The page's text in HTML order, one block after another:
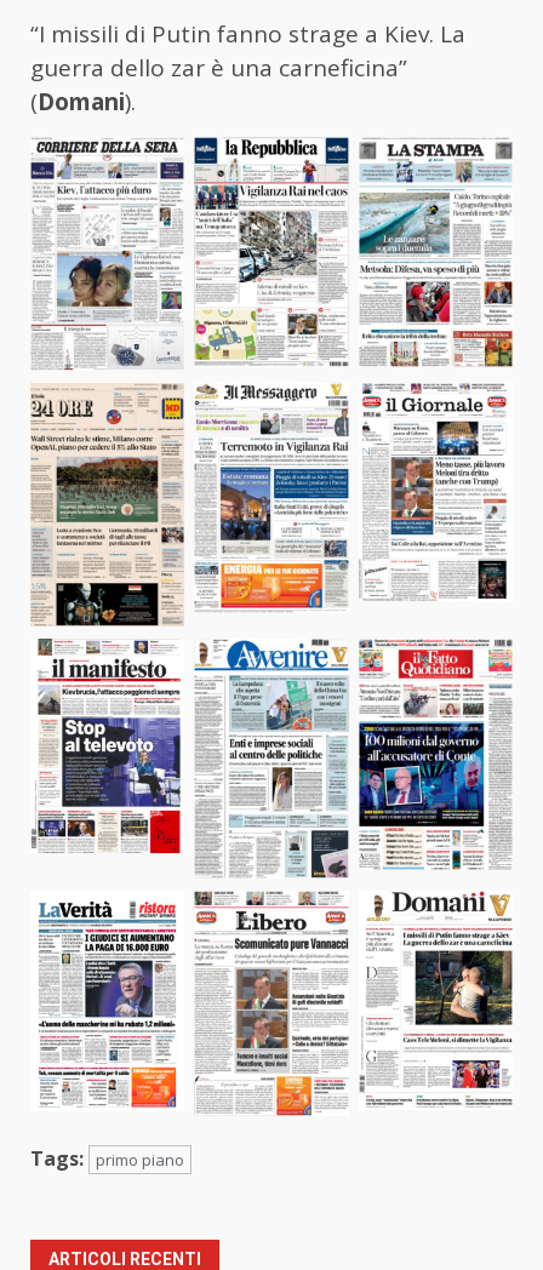
“I missili di Putin fanno strage a Kiev. La
guerra dello zar è una carneficina”
(Domani).
Tags: primo piano
ARTICOLI RECENTI